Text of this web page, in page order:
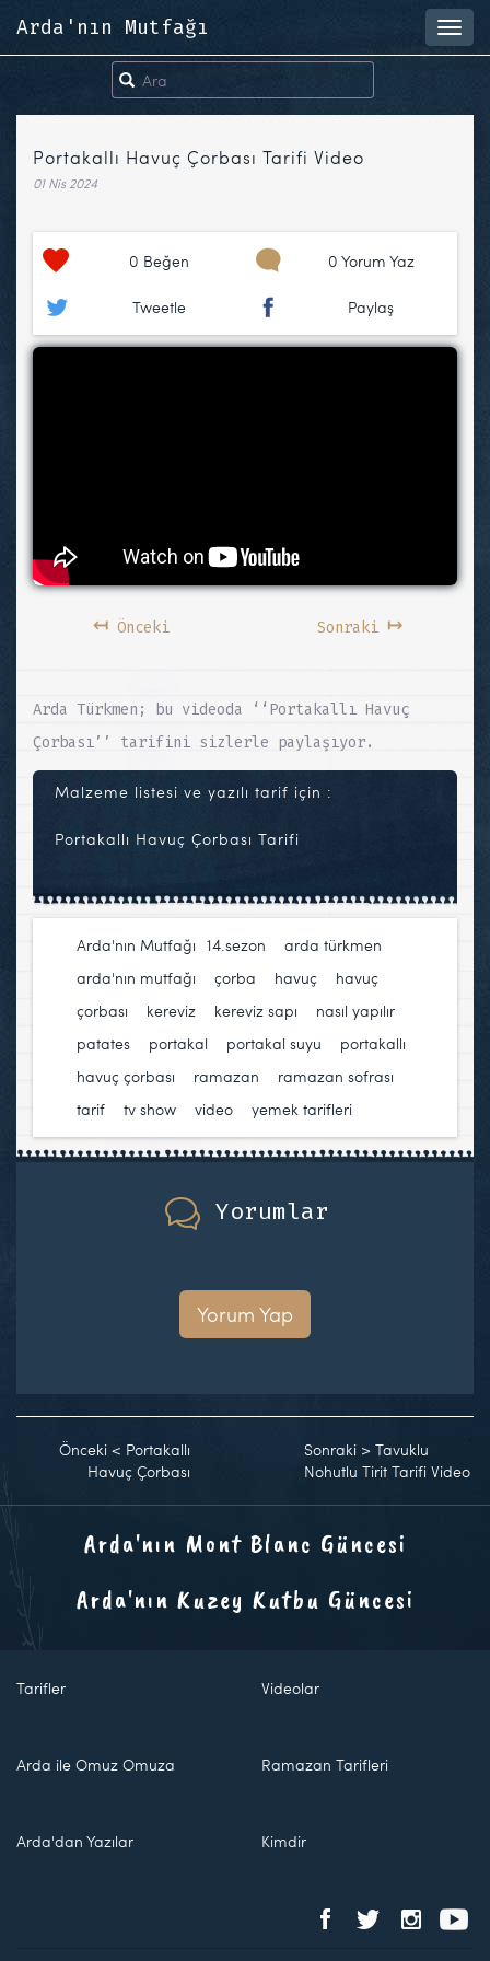
Arda'nın Mutfağı
Portakallı Havuç Çorbası Tarifi Video
01 Nis 2024
0 Beğen 0 Yorum Yaz
Tweetle Paylaş
↤Önceki Sonraki ↦
Arda Türkmen; bu videoda ‘‘Portakallı Havuç
Çorbası’’ tarifini sizlerle paylaşıyor.
Malzeme listesi ve yazılı tarif için :
Portakallı Havuç Çorbası Tarifi
Arda'nın Mutfağı 14.sezon arda türkmen
arda'nın mutfağı
çorba havuç
havuç
çorbası
kereviz kereviz sapı nasıl yapılır
patates
portakal portakal suyu
portakallı
havuç çorbası
ramazan ramazan sofrası
tarif
tv show video yemek tarifleri
Yorumlar
Yorum Yap
Önceki < Portakallı
Havuç Çorbası
Sonraki >Tavuklu
Nohutlu Tirit Tarifi Video
Arda'nın Mont Blanc Güncesi
Arda'nın Kuzey Kutbu Güncesi
Tarifler Videolar
Arda ile Omuz Omuza Ramazan Tarifleri
Arda'dan Yazılar Kimdir